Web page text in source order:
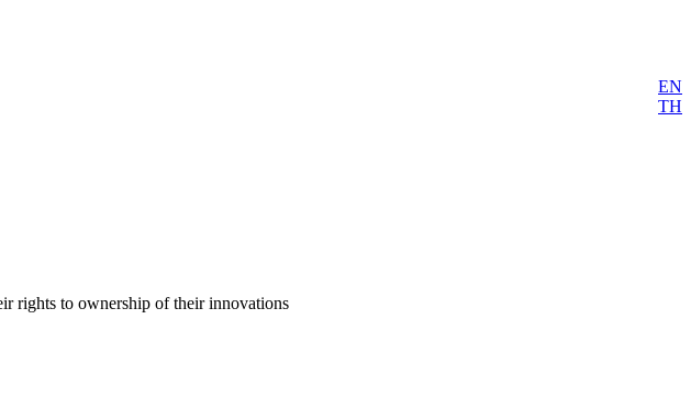
EN
TH
rights to ownership of their innovations